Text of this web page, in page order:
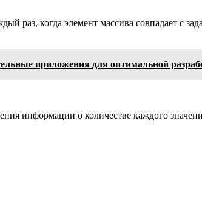
раз, когда элемент массива совпадает с
приложения для оптимальной
информации о количестве каждого